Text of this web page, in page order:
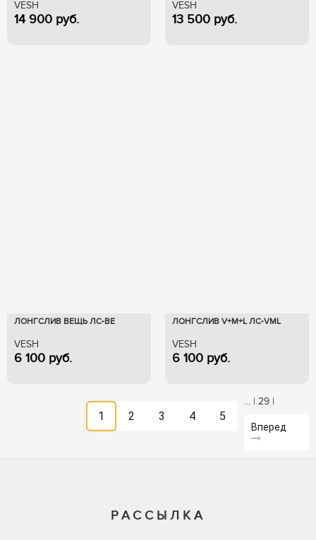
VESH
14 900 руб.
ЧР-0
VESH
13 500 руб.
ЛОНГСЛИВ ВЕЩЬ ЛС-ВЕ
VESH
6 100 руб.
ЛОНГСЛИВ V+M+L ЛС-VML
VESH
6 100 руб.
1 2 3 4 5
... | 29 |
Вперед
РАССЫЛКА